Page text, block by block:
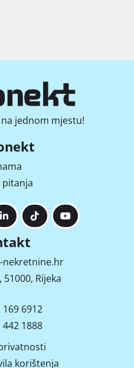
jednom mjestu!
pitanja
nekretnine.hr
51000, Rijeka
169 6912
442 1888
korištenja